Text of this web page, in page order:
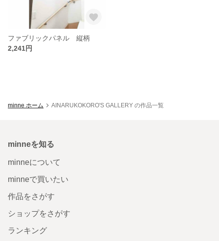
ファブリックパネル 縦柄
2,241円
minne ホーム AINARUKOKORO'S GALLERY の作品一覧
minneを知る
minneについて
minneで買いたい
作品をさがす
ショップをさがす
ランキング